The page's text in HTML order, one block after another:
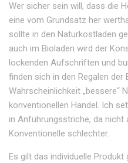
Wer sicher sein will, dass die
eine vom Grundsatz her
sollte in den Naturkostladen
auch im Bioladen wird der
lockenden Aufschriften und
finden sich in den Regalen
Wahrscheinlichkeit „bessere“
konventionellen Handel. Ich
in Anführungsstriche, da nicht
Konventionelle schlechter.
Es gilt das individuelle